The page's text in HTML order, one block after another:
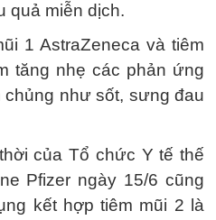
quả miễn dịch.
1 AstraZeneca và tiêm
tăng nhẹ các phản ứng
như sốt, sưng đau
của Tổ chức Y tế thế
Pfizer ngày 15/6 cũng
kết hợp tiêm mũi 2 là